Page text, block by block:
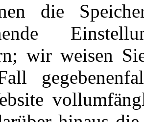
die
wir weisen